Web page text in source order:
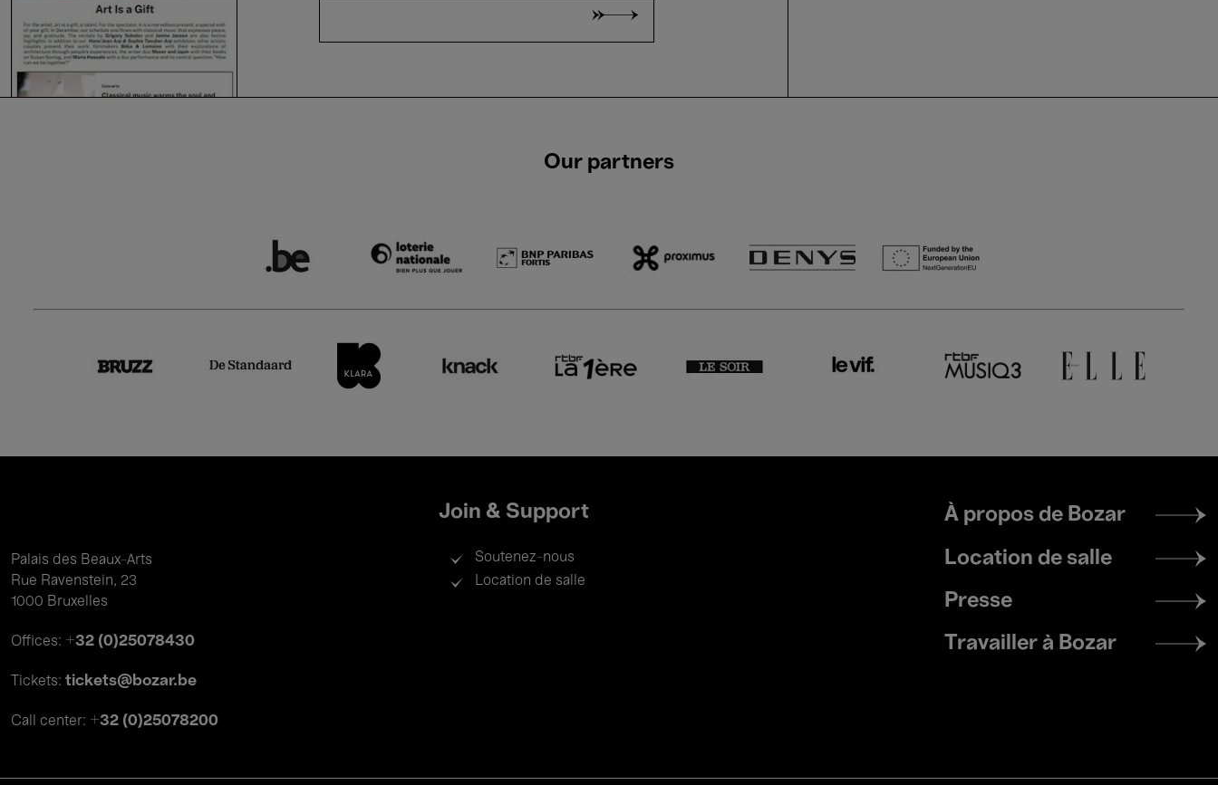
Our partners
Palais des Beaux-Arts
Rue Ravenstein, 23
1000 Bruxelles
Offices: +32 (0)25078430
Tickets: tickets@bozar.be
Call center: +32 (0)25078200
Join & Support
Soutenez-nous
Location de salle
Footer
menu
À propos de Bozar
Location de salle
Presse
Travailler à Bozar